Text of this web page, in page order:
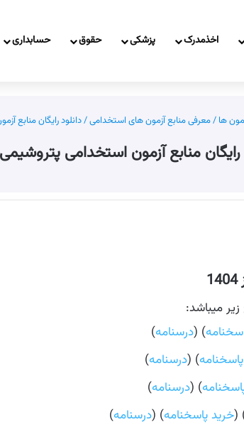
اخذمدرک پزشکی حقوق حسابداری
ها /معرفی منابع آزمون های استخدامی/دانلود رایگان منابع
منابع آزمون استخدامی پتروشیمی
) (درسنامه)
) (درسنامه)
) (درسنامه)
)خرید پاسخنامه) (درسنامه)